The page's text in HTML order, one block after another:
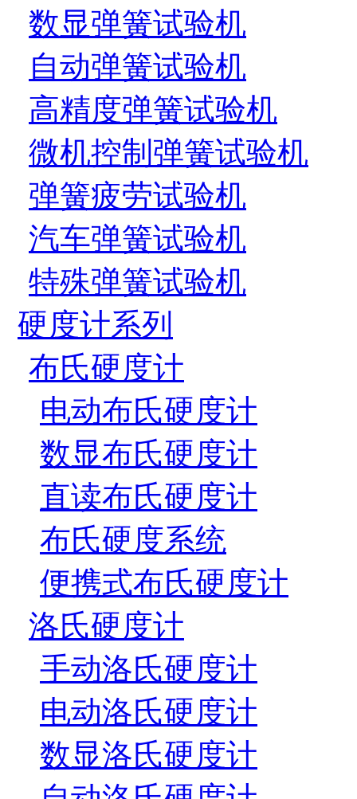
数显弹簧试验机
自动弹簧试验机
高精度弹簧试验机
微机控制弹簧试验机
弹簧疲劳试验机
汽车弹簧试验机
特殊弹簧试验机
硬度计系列
布氏硬度计
电动布氏硬度计
数显布氏硬度计
直读布氏硬度计
布氏硬度系统
便携式布氏硬度计
洛氏硬度计
手动洛氏硬度计
电动洛氏硬度计
数显洛氏硬度计